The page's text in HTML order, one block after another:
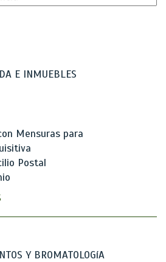
E INMUEBLES
Mensuras para
Postal
Y BROMATOLOGíA